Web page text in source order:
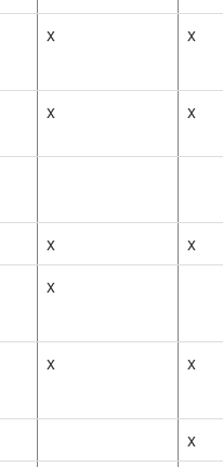
x x
x x
x
x
x
x x
x